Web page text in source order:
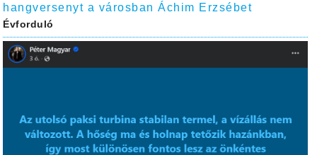
hangversenyt a városban Áchim Erzsébet
Évforduló